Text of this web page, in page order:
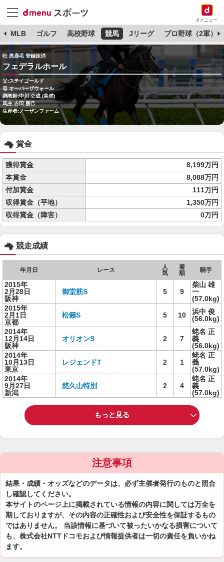
dメニュー
MLB ゴルフ 高校野球 競馬 Jリーグ プロ野球（2軍）
牡 黒鹿毛 登録抹消
フェデラルホール
父:ステイゴールド
母:オーバーザウォール
調教師:中川 公成 (美浦)
馬主:吉田 勝己
生産者:ノーザンファーム
賞金
獲得賞金
8,199万円
本賞金
8,088万円
付加賞金
111万円
収得賞金（平地）
1,350万円
収得賞金（障害）
0万円
競走成績
年月日 レース
人
気
着
順
騎手
2015年
2月28日
阪神
御堂筋S 5 9
柴山 雄
一
(57.0kg)
2015年
2月1日
京都
松籟S 5 10
浜中 俊
(56.0kg)
2014年
12月14日
阪神
オリオンS 2 7
蛯名 正
義
(56.0kg)
2014年
10月13日
東京
レジェンドT 2 1
蛯名 正
義
(57.0kg)
2014年
9月27日
新潟
悠久山特別 2 4
蛯名 正
義
(57.0kg)
もっと見る
注意事項
結果・成績・オッズなどのデータは、必ず主催者発行のものと照合
し確認してください。
本サイトのページ上に掲載されている情報の内容に関しては万全を
期しておりますが、その内容の正確性および安全性を保証するもの
ではありません。 当該情報に基づいて被ったいかなる損害について
も、株式会社NTTドコモおよび情報提供者は一切の責任を負いかね
ます。